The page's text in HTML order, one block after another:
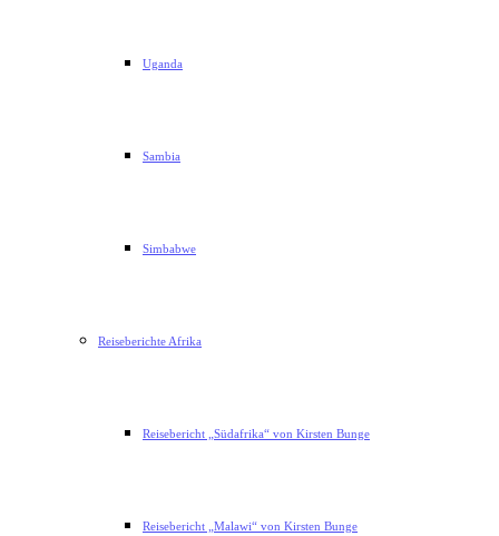
Uganda
Sambia
Simbabwe
Reiseberichte Afrika
Reisebericht „Südafrika“ von Kirsten Bunge
Reisebericht „Malawi“ von Kirsten Bunge